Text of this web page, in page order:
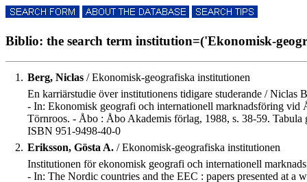
Biblio: the search term institution=('Ekonomisk-
1. Berg, Niclas / Ekonomisk-geografiska institutionen
En karriärstudie över institutionens tidigare studerande / Niclas
- In: Ekonomisk geografi och internationell marknadsföring
Törnroos. - Åbo : Åbo Akademis förlag, 1988, s. 38-59.
ISBN 951-9498-40-0
2. Eriksson, Gösta A. / Ekonomisk-geografiska institutionen
Institutionen för ekonomisk geografi och internationell
- In: The Nordic countries and the EEC : papers presented at a